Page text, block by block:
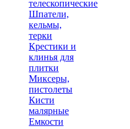
телескопические
Шпатели,
кельмы,
терки
Крестики и
клинья для
плитки
Миксеры,
пистолеты
Кисти
малярные
Емкости